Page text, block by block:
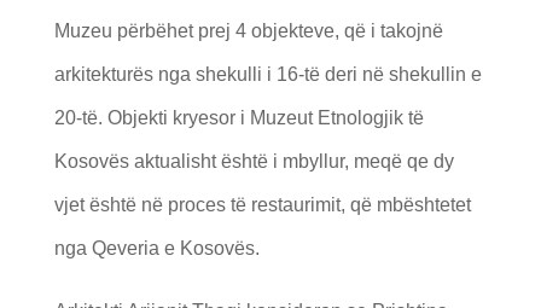
Muzeu përbëhet prej 4 objekteve, që i takojnë
arkitekturës nga shekulli i 16-të deri në shekullin e
20-të. Objekti kryesor i Muzeut Etnologjik të
Kosovës aktualisht është i mbyllur, meqë qe dy
vjet është në proces të restaurimit, që mbështetet
nga Qeveria e Kosovës.